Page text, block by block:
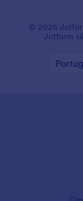
© 2026
Jotform